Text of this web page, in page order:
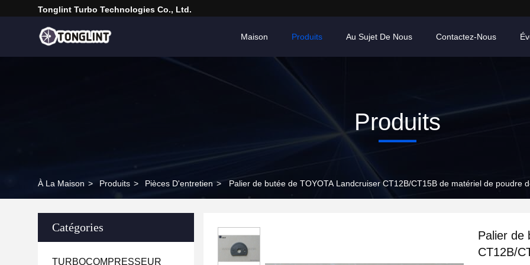
Tonglint Turbo Technologies Co., Ltd.
Maison Produits Au Sujet De Nous Contactez-Nous
Produits
À La Maison > Produits > Pièces D'entretien > Palier de butée de TOYOTA Landcruiser CT12B/CT15B de matériel de poudre
Catégories
TURBOCOMPRESSEUR
Palier de
CT12B/